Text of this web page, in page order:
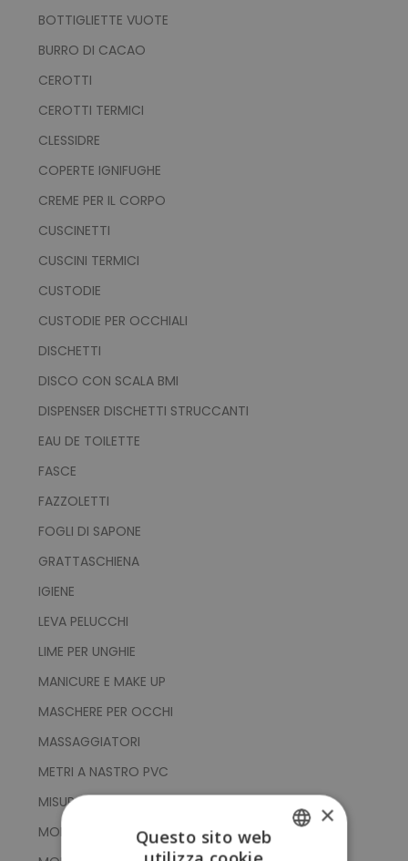
BOTTIGLIETTE VUOTE
BURRO DI CACAO
CEROTTI
CEROTTI TERMICI
CLESSIDRE
COPERTE IGNIFUGHE
CREME PER IL CORPO
CUSCINETTI
CUSCINI TERMICI
CUSTODIE
CUSTODIE PER OCCHIALI
DISCHETTI
DISCO CON SCALA BMI
DISPENSER DISCHETTI STRUCCANTI
EAU DE TOILETTE
FASCE
FAZZOLETTI
FOGLI DI SAPONE
GRATTASCHIENA
IGIENE
LEVA PELUCCHI
LIME PER UNGHIE
MANICURE E MAKE UP
MASCHERE PER OCCHI
MASSAGGIATORI
METRI A NASTRO PVC
MISURATORI
MOLLETTE PER CAPELLI
×
Questo sito web